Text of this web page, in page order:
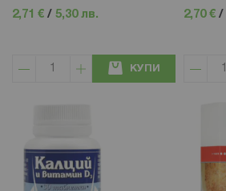
2,71 € / 5,30 лв.
КУПИ
2,70 € /